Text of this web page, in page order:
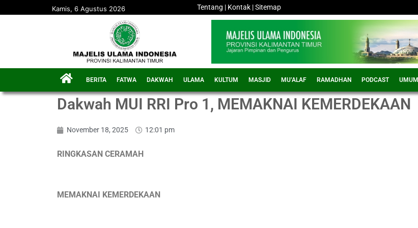
Kamis, 6 Agustus 2026 Tentang | Kontak |Sitemap
BERITA FATWA DAKWAH ULAMA KULTUM MASJID MU’ALAF RAMADHAN PODCAST UMUM
Dakwah MUI RRI Pro 1, MEMAKNAI KEMERDEKAAN
November 18, 2025 12:01 pm
RINGKASAN CERAMAH
MEMAKNAI KEMERDEKAAN